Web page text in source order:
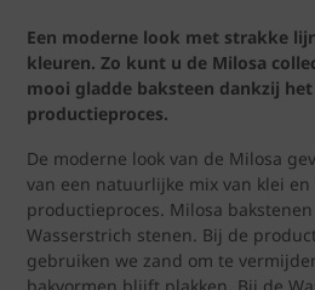
Een moderne look met strakke
kleuren. Zo kunt u de Milosa
mooi gladde baksteen dankzij
productieproces.
De moderne look van de Milosa
van een natuurlijke mix van klei
productieproces. Milosa
Wasserstrich stenen. Bij de
gebruiken we zand om te